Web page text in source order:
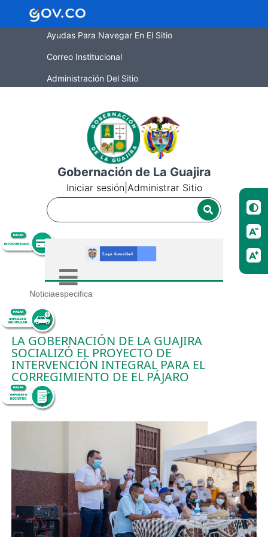
Ayudas Para Navegar En El Sitio
Correo Institucional
Administración Del Sitio
Gobernación de La Guajira
Iniciar sesión Administrar Sitio
Noticiaespecifica
LA GOBERNACIÓN DE LA GUAJIRA
SOCIALIZÓ EL PROYECTO DE
INTERVENCIÓN INTEGRAL PARA EL
CORREGIMIENTO DE EL PÁJARO
15/7/2021